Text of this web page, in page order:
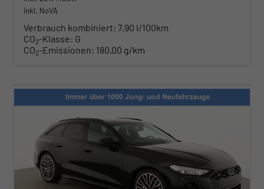
inkl. NoVA
Verbrauch kombiniert: 7,90 l/100km
CO2-Klasse: G
CO2-Emissionen: 180,00 g/km